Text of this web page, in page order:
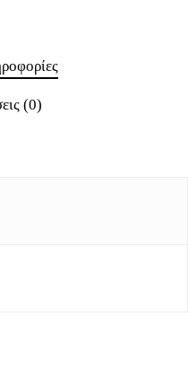
(0)